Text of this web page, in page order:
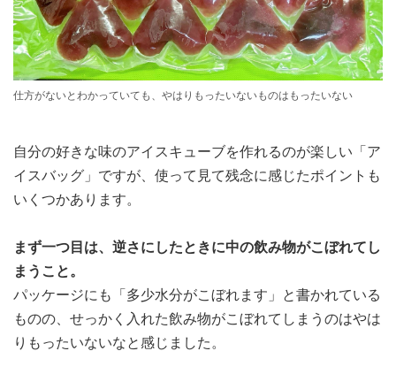
仕方がないとわかっていても、やはりもったいないものはもったいない
自分の好きな味のアイスキューブを作れるのが楽しい「ア
イスバッグ」ですが、使って見て残念に感じたポイントも
いくつかあります。
まず一つ目は、逆さにしたときに中の飲み物がこぼれてし
まうこと。
パッケージにも「多少水分がこぼれます」と書かれている
ものの、せっかく入れた飲み物がこぼれてしまうのはやは
りもったいないなと感じました。